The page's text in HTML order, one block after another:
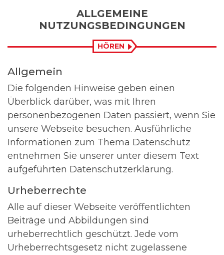
ALLGEMEINE
NUTZUNGSBEDINGUNGEN
HÖREN
Allgemein
Die folgenden Hinweise geben einen
Überblick darüber, was mit Ihren
personenbezogenen Daten passiert, wenn Sie
unsere Webseite besuchen. Ausführliche
Informationen zum Thema Datenschutz
entnehmen Sie unserer unter diesem Text
aufgeführten Datenschutzerklärung.
Urheberrechte
Alle auf dieser Webseite veröffentlichten
Beiträge und Abbildungen sind
urheberrechtlich geschützt. Jede vom
Urheberrechtsgesetz nicht zugelassene